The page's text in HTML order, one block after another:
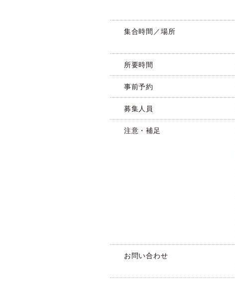
集合時間／場所
所要時間
事前予約
募集人員
注意・補足
お問い合わせ